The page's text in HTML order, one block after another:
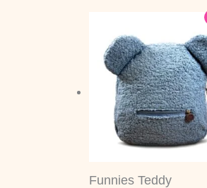
Funnies Teddy